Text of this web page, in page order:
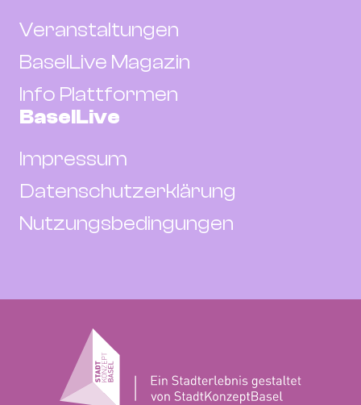
Veranstaltungen
BaselLive Magazin
Info Plattformen
BaselLive
Impressum
Datenschutzerklärung
Nutzungsbedingungen